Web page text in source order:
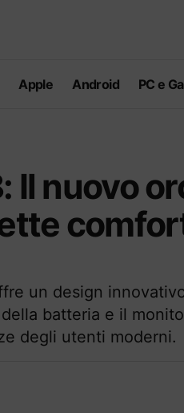
Apple Android PC e
Il nuovo
un design
batteria e il
degli utenti moderni.